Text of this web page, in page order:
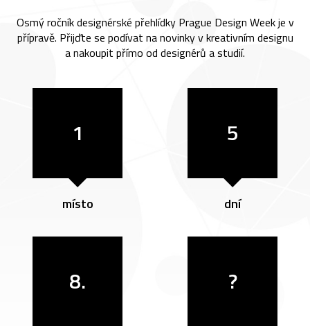
Osmý ročník designérské přehlídky Prague Design Week je v
přípravě. Přijďte se podívat na novinky v kreativním designu
a nakoupit přímo od designérů a studií.
1
místo
5
dní
8. ?